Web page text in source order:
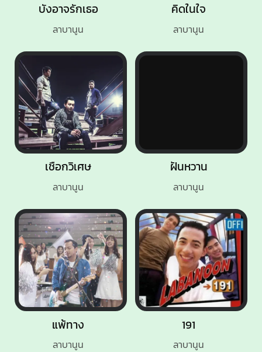
เชือกวิเศษ
ลาบานูน
แพ้ทาง
ลาบานูน
คิดในใจ
ลาบานูน
บังอาจรักเธอ
ลาบานูน
191
ลาบานูน
ฝันหวาน
ลาบานูน